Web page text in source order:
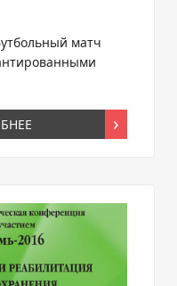
матч